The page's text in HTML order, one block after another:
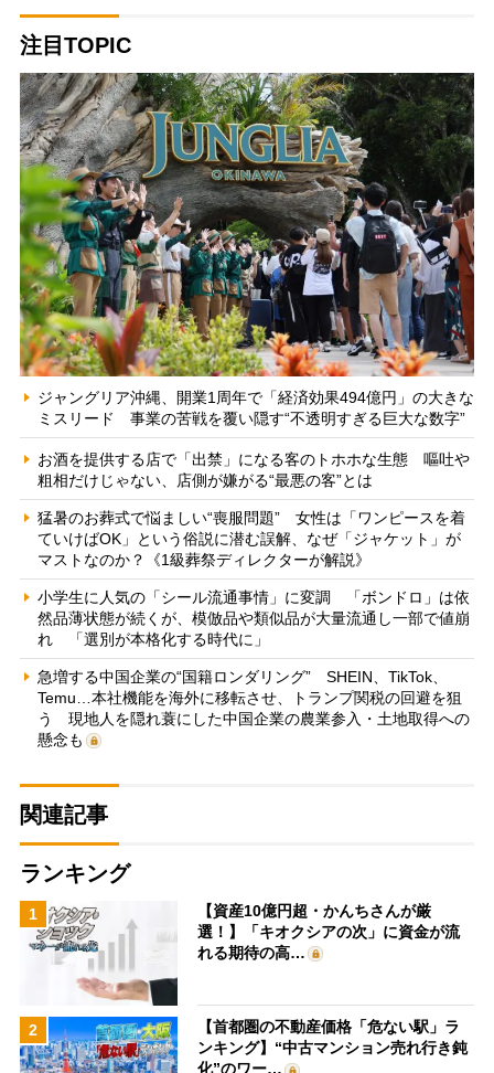
注目TOPIC
ジャングリア沖縄、開業1周年で「経済効果494億円」の大きな
ミスリード 事業の苦戦を覆い隠す“不透明すぎる巨大な数字”
お酒を提供する店で「出禁」になる客のトホホな生態 嘔吐や
粗相だけじゃない、店側が嫌がる“最悪の客”とは
猛暑のお葬式で悩ましい“喪服問題” 女性は「ワンピースを着
ていけばOK」という俗説に潜む誤解、なぜ「ジャケット」が
マストなのか？《1級葬祭ディレクターが解説》
小学生に人気の「シール流通事情」に変調 「ボンドロ」は依
然品薄状態が続くが、模倣品や類似品が大量流通し一部で値崩
れ 「選別が本格化する時代に」
急増する中国企業の“国籍ロンダリング” SHEIN、TikTok、
Temu…本社機能を海外に移転させ、トランプ関税の回避を狙
う 現地人を隠れ蓑にした中国企業の農業参入・土地取得への
懸念も
関連記事
ランキング
1
【資産10億円超・かんちさんが厳
選！】「キオクシアの次」に資金が流
れる期待の高…
2
【首都圏の不動産価格「危ない駅」ラ
ンキング】“中古マンション売れ行き鈍
化”のワー…